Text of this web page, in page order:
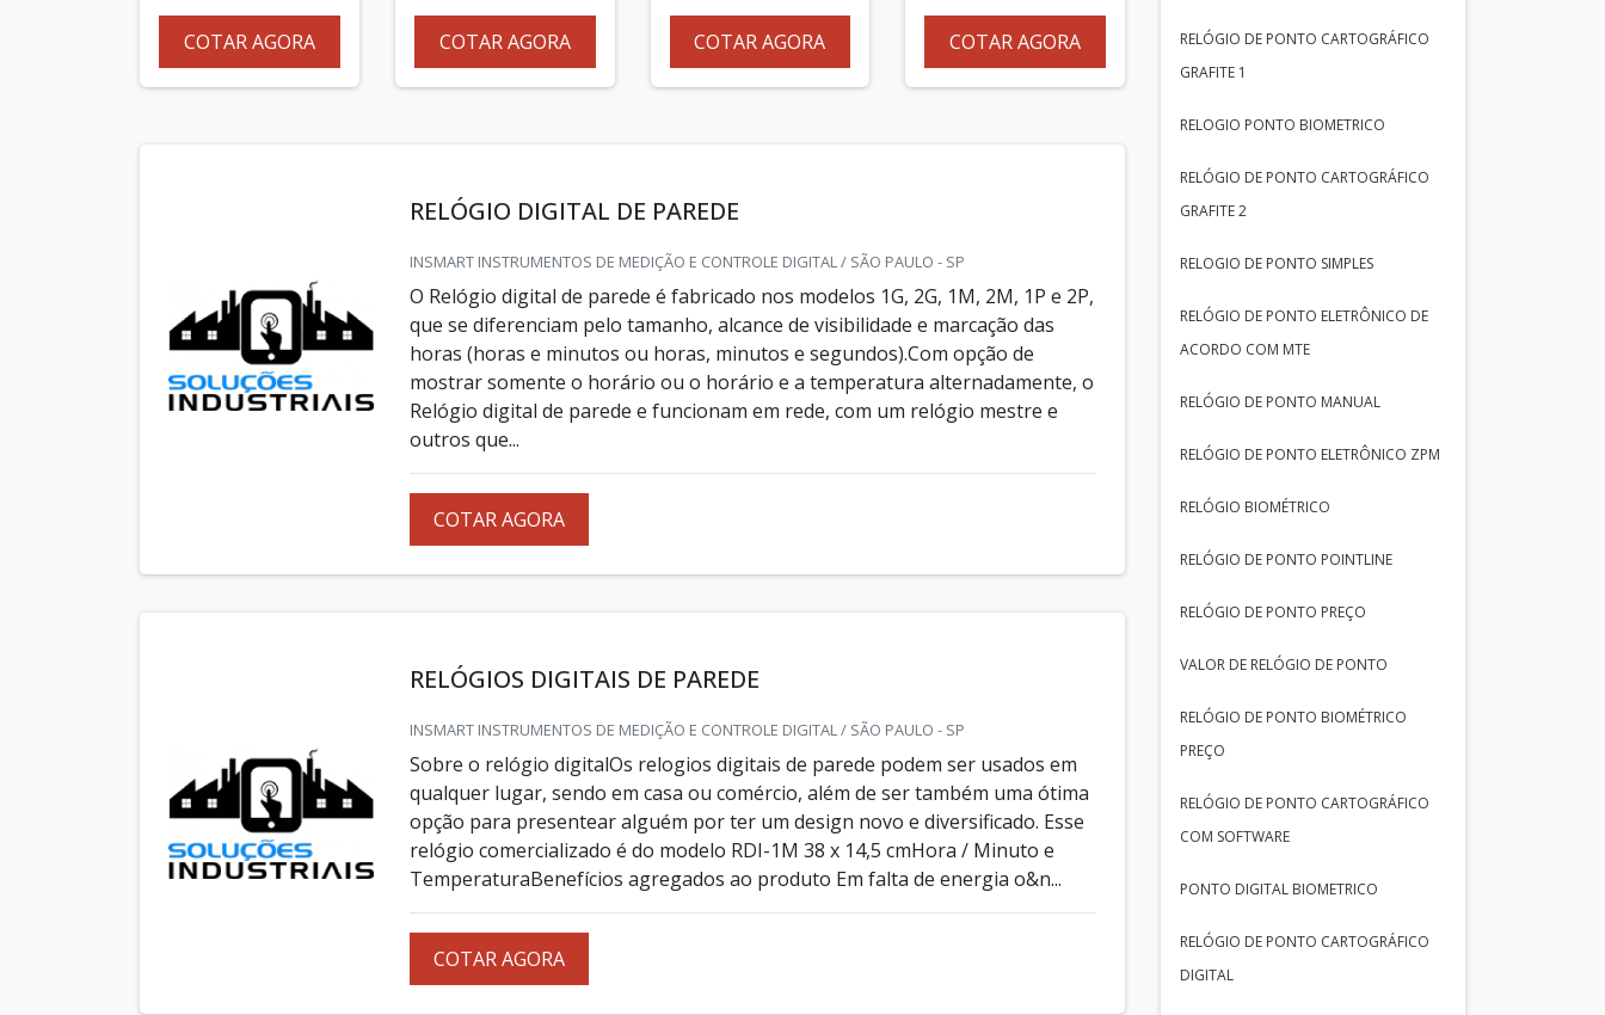
COTAR AGORA COTAR AGORA COTAR AGORA COTAR AGORA
RELÓGIO DIGITAL DE PAREDE
INSMART INSTRUMENTOS DE MEDIÇÃO E CONTROLE DIGITAL / SÃO PAULO - SP
O Relógio digital de parede é fabricado nos modelos 1G, 2G, 1M, 2M, 1P e 2P,
que se diferenciam pelo tamanho, alcance de visibilidade e marcação das
horas (horas e minutos ou horas, minutos e segundos).Com opção de
mostrar somente o horário ou o horário e a temperatura alternadamente, o
Relógio digital de parede e funcionam em rede, com um relógio mestre e
outros que...
COTAR AGORA
RELÓGIOS DIGITAIS DE PAREDE
INSMART INSTRUMENTOS DE MEDIÇÃO E CONTROLE DIGITAL / SÃO PAULO - SP
Sobre o relógio digitalOs relogios digitais de parede podem ser usados em
qualquer lugar, sendo em casa ou comércio, além de ser também uma ótima
opção para presentear alguém por ter um design novo e diversificado. Esse
relógio comercializado é do modelo RDI-1M 38 x 14,5 cmHora / Minuto e
TemperaturaBenefícios agregados ao produto Em falta de energia o&n...
COTAR AGORA
RELÓGIO DE PONTO CARTOGRÁFICO
GRAFITE 1
RELOGIO PONTO BIOMETRICO
RELÓGIO DE PONTO CARTOGRÁFICO
GRAFITE 2
RELOGIO DE PONTO SIMPLES
RELÓGIO DE PONTO ELETRÔNICO DE
ACORDO COM MTE
RELÓGIO DE PONTO MANUAL
RELÓGIO DE PONTO ELETRÔNICO ZPM
RELÓGIO BIOMÉTRICO
RELÓGIO DE PONTO POINTLINE
RELÓGIO DE PONTO PREÇO
VALOR DE RELÓGIO DE PONTO
RELÓGIO DE PONTO BIOMÉTRICO
PREÇO
RELÓGIO DE PONTO CARTOGRÁFICO
COM SOFTWARE
PONTO DIGITAL BIOMETRICO
RELÓGIO DE PONTO CARTOGRÁFICO
DIGITAL